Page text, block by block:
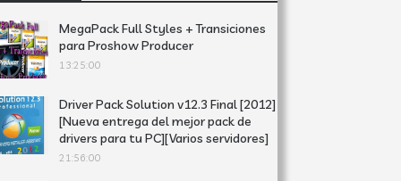
MegaPack Full Styles + Transiciones
para Proshow Producer
13:25:00
Driver Pack Solution v12.3 Final [2012]
[Nueva entrega del mejor pack de
drivers para tu PC][Varios servidores]
21:56:00